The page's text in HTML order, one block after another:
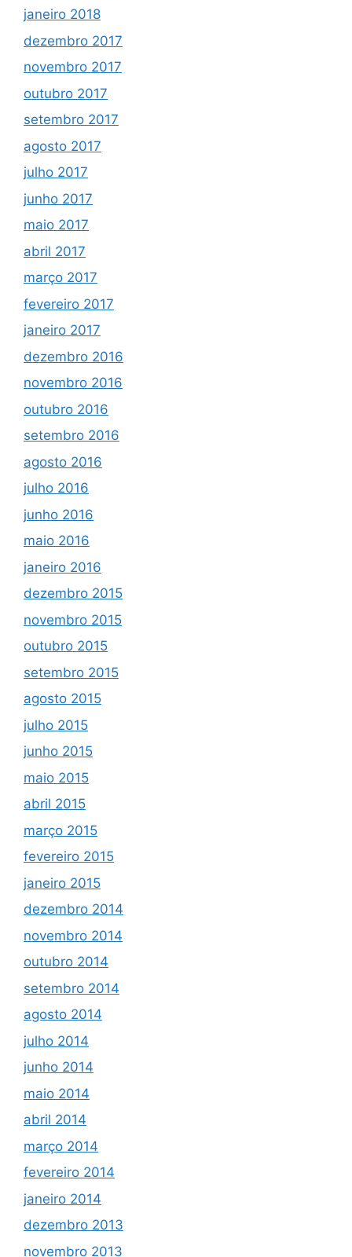
janeiro 2018
dezembro 2017
novembro 2017
outubro 2017
setembro 2017
agosto 2017
julho 2017
junho 2017
maio 2017
abril 2017
março 2017
fevereiro 2017
janeiro 2017
dezembro 2016
novembro 2016
outubro 2016
setembro 2016
agosto 2016
julho 2016
junho 2016
maio 2016
janeiro 2016
dezembro 2015
novembro 2015
outubro 2015
setembro 2015
agosto 2015
julho 2015
junho 2015
maio 2015
abril 2015
março 2015
fevereiro 2015
janeiro 2015
dezembro 2014
novembro 2014
outubro 2014
setembro 2014
agosto 2014
julho 2014
junho 2014
maio 2014
abril 2014
março 2014
fevereiro 2014
janeiro 2014
dezembro 2013
novembro 2013